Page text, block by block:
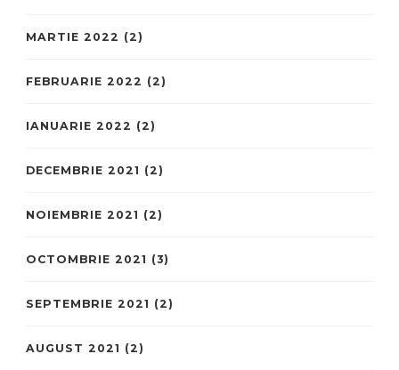
MARTIE 2022 (2)
FEBRUARIE 2022 (2)
IANUARIE 2022 (2)
DECEMBRIE 2021 (2)
NOIEMBRIE 2021 (2)
OCTOMBRIE 2021 (3)
SEPTEMBRIE 2021 (2)
AUGUST 2021 (2)